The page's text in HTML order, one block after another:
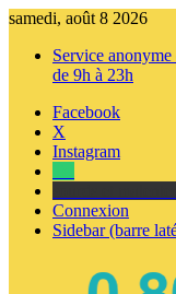
samedi, août 8 2026
Service
de 9h à 23h
Facebook
X
Instagram
Connexion
Sidebar (barre